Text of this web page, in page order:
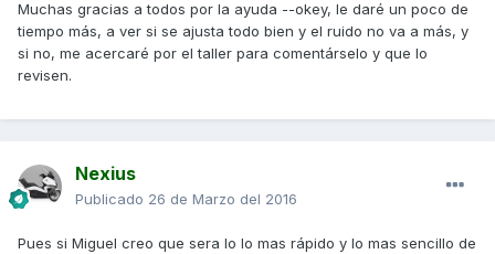
Muchas gracias a todos por la ayuda --okey, le daré un poco de
tiempo más, a ver si se ajusta todo bien y el ruido no va a más, y
si no, me acercaré por el taller para comentárselo y que lo
revisen.
Nexius
Publicado 26 de Marzo del 2016
Pues si Miguel creo que sera lo lo mas rápido y lo mas sencillo de